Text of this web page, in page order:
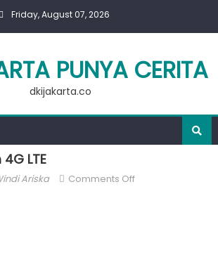
Friday, August 07, 2026
PUNYA CERITA
dkijakarta.co
LTE
Ariska Comments Offon